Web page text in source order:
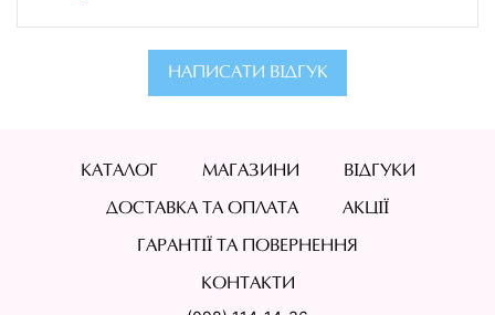
НАПИСАТИ ВІДГУК
КАТАЛОГ МАГАЗИНИ ВІДГУКИ
ДОСТАВКА ТА ОПЛАТА АКЦІЇ
ГАРАНТІЇ ТА ПОВЕРНЕННЯ
КОНТАКТИ